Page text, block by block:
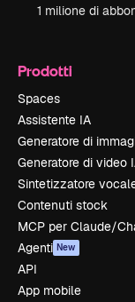
1 milione di
Prodotti
Spaces
Assistente IA
Generatore di
Generatore di video
Sintetizzatore
Contenuti stock
MCP per Claude/
Agenti New
API
App mobile